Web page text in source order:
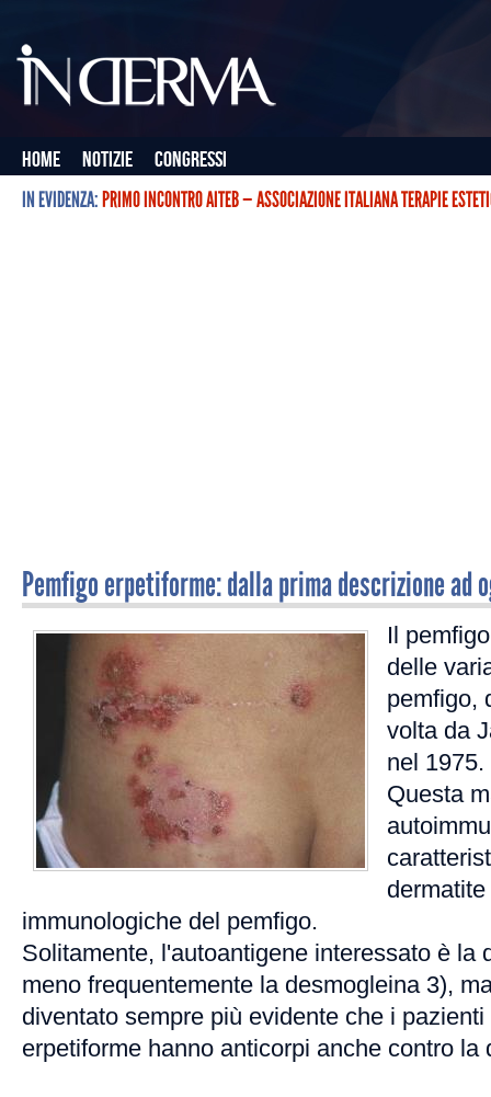
Home Notizie
Congressi
IN EVIDENZA:PRIMO INCONTRO AITEB — ASSOCIAZIONE ITALIANA TERAPIE
Pemfigo erpetiforme: dalla prima descrizione ad
Il
delle
pemfigo,
volta da
nel 1975.
Questa
immunologiche del pemfigo.
Solitamente, l'autoantigene interessato è la
meno frequentemente la desmogleina 3),
diventato sempre più evidente che i
erpetiforme hanno anticorpi anche contro la